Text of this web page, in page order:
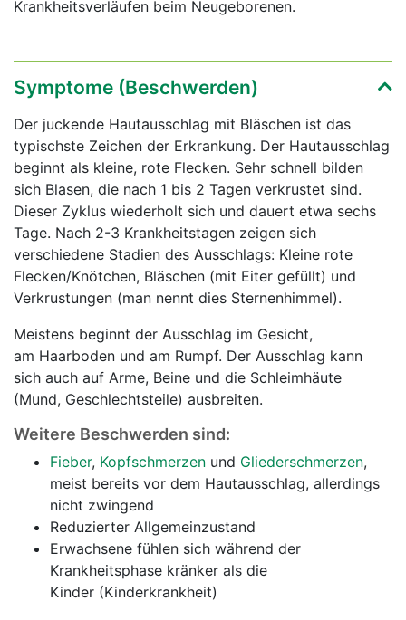
Krankheitsverläufen beim Neugeborenen.
Symptome (Beschwerden)
Der juckende Hautausschlag mit Bläschen ist das
typischste Zeichen der Erkrankung. Der Hautausschlag
beginnt als kleine, rote Flecken. Sehr schnell bilden
sich Blasen, die nach 1 bis 2 Tagen verkrustet sind.
Dieser Zyklus wiederholt sich und dauert etwa sechs
Tage. Nach 2-3 Krankheitstagen zeigen sich
verschiedene Stadien des Ausschlags: Kleine rote
Flecken/Knötchen, Bläschen (mit Eiter gefüllt) und
Verkrustungen (man nennt dies Sternenhimmel).
Meistens beginnt der Ausschlag im Gesicht,
am Haarboden und am Rumpf. Der Ausschlag kann
sich auch auf Arme, Beine und die Schleimhäute
(Mund, Geschlechtsteile) ausbreiten.
Weitere Beschwerden sind:
Fieber, Kopfschmerzen und Gliederschmerzen,
meist bereits vor dem Hautausschlag, allerdings
nicht zwingend
Reduzierter Allgemeinzustand
Erwachsene fühlen sich während der
Krankheitsphase kränker als die
Kinder (Kinderkrankheit)